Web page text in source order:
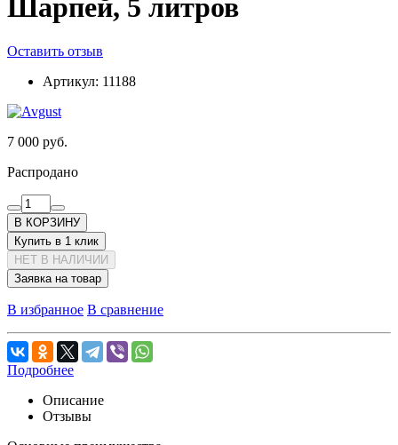
Шарпей, 5 литров
Оставить отзыв
Артикул: 11188
7 000 руб.
Распродано
В КОРЗИНУ
Купить в 1 клик
НЕТ В НАЛИЧИИ
Заявка на товар
В избранное В сравнение
Подробнее
Описание
Отзывы